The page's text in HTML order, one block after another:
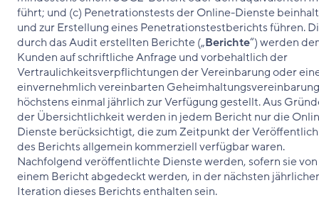
führt; und (c) Penetrationstests der Online-Dienste
und zur Erstellung eines Penetrationstestberichts führen.
durch das Audit erstellten Berichte („Berichte“) werden
Kunden auf schriftliche Anfrage und vorbehaltlich der
Vertraulichkeitsverpflichtungen der Vereinbarung oder
einvernehmlich vereinbarten Geheimhaltungsvereinbarung
höchstens einmal jährlich zur Verfügung gestellt. Aus
der Übersichtlichkeit werden in jedem Bericht nur die
Dienste berücksichtigt, die zum Zeitpunkt der
des Berichts allgemein kommerziell verfügbar waren.
Nachfolgend veröffentlichte Dienste werden, sofern sie von
einem Bericht abgedeckt werden, in der nächsten
Iteration dieses Berichts enthalten sein.